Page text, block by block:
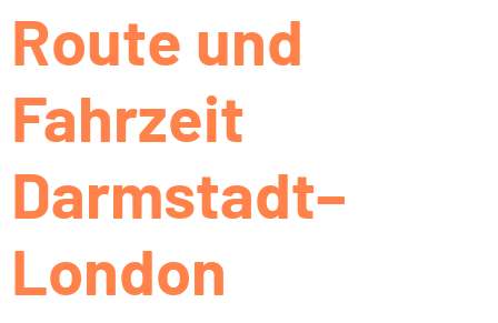
Route und
Fahrzeit
Darmstadt–
London